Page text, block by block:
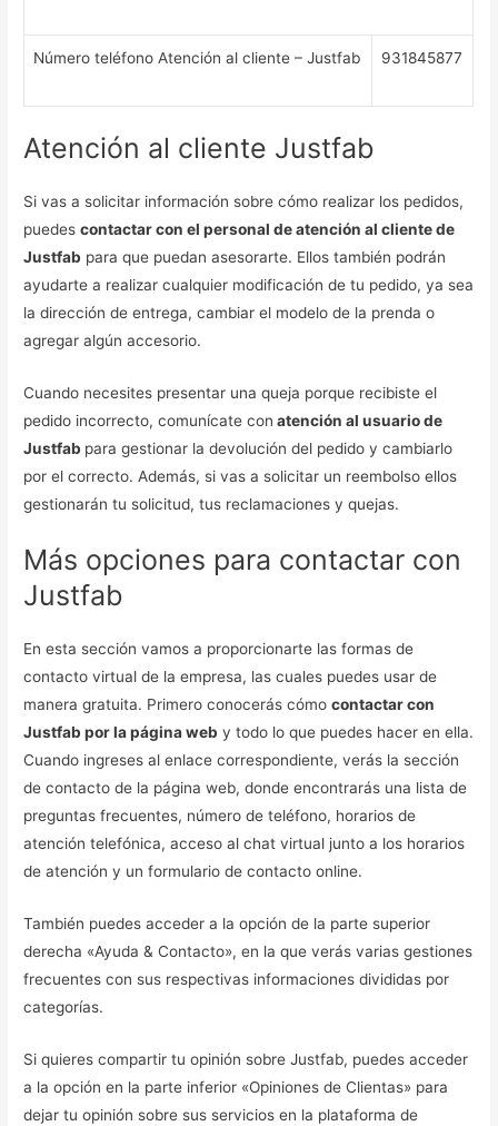
Número teléfono Atención al cliente – Justfab 931845877
Atención al cliente Justfab
Si vas a solicitar información sobre cómo realizar los pedidos,
puedescontactar con el personal de atención al cliente de
Justfab para que puedan asesorarte. Ellos también podrán
ayudarte a realizar cualquier modificación de tu pedido, ya sea
la dirección de entrega, cambiar el modelo de la prenda o
agregar algún accesorio.
Cuando necesites presentar una queja porque recibiste el
pedido incorrecto, comunícate con atención al usuario de
Justfab para gestionar la devolución del pedido y cambiarlo
por el correcto. Además, si vas a solicitar un reembolso ellos
gestionarán tu solicitud, tus reclamaciones y quejas.
Más opciones para contactar con
Justfab
En esta sección vamos a proporcionarte las formas de
contacto virtual de la empresa, las cuales puedes usar de
manera gratuita. Primero conocerás cómocontactar con
Justfab por la página web y todo lo que puedes hacer en ella.
Cuando ingreses al enlace correspondiente, verás la sección
de contacto de la página web, donde encontrarás una lista de
preguntas frecuentes, número de teléfono, horarios de
atención telefónica, acceso al chat virtual junto a los horarios
de atención y un formulario de contacto online.
También puedes acceder a la opción de la parte superior
derecha «Ayuda & Contacto», en la que verás varias gestiones
frecuentes con sus respectivas informaciones divididas por
categorías.
Si quieres compartir tu opinión sobre Justfab, puedes acceder
a la opción en la parte inferior «Opiniones de Clientas» para
dejar tu opinión sobre sus servicios en la plataforma de